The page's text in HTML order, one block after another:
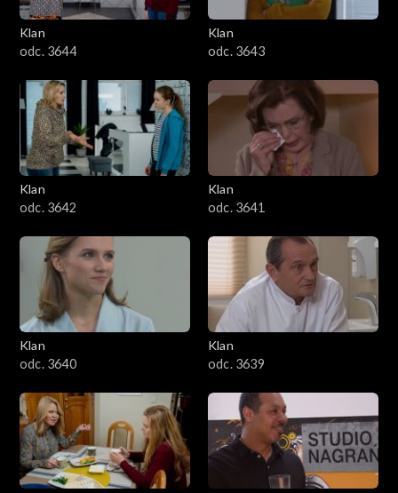
Klan
odc. 3644
Klan
odc. 3643
Klan
odc. 3642
Klan
odc. 3641
Klan
odc. 3640
Klan
odc. 3639